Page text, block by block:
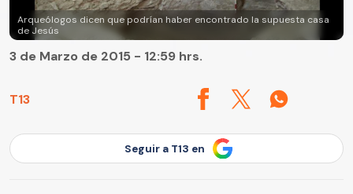
Arqueólogos dicen que podrían haber encontrado la supuesta casa
de Jesús
T13
3 de Marzo de 2015 - 12:59 hrs.
Seguir a T13 en